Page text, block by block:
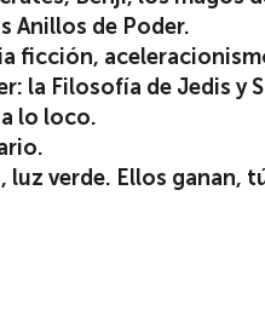
Anillos de Poder.
ficción,
la Filosofía de Jedis y
lo loco.
verde. Ellos ganan,